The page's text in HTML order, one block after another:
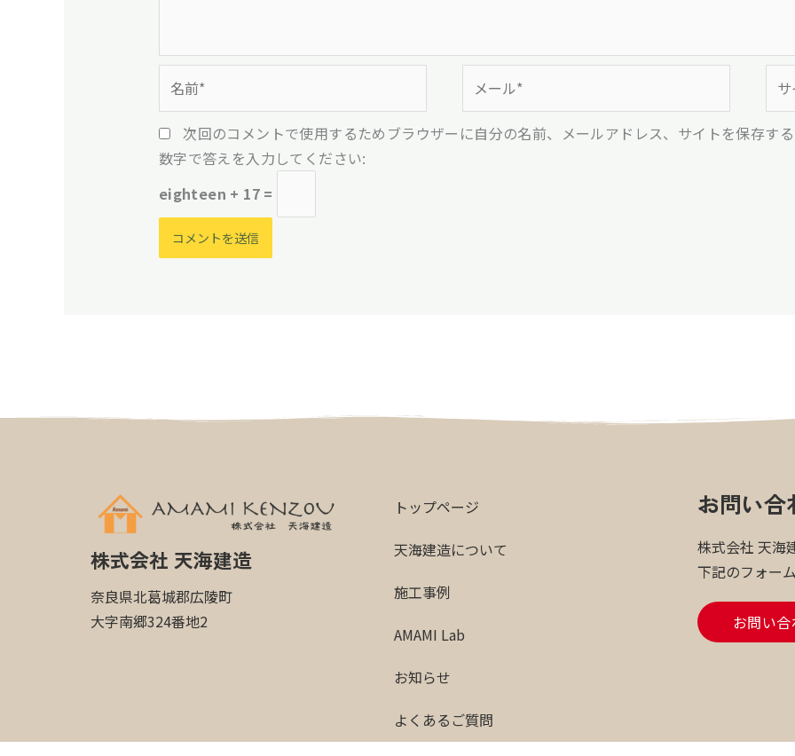
*
ー
ル
ト
次回のコメントで使用するためブラウザーに自分の名前、メールアドレス、サイトを保存す
数字で答えを入力してください:
eighteen + 17 =
株式会社 天海建造
奈良県北葛城郡広陵町
大字南郷324番地2
トップページ
天海建造について
施工事例
AMAMI Lab
お知らせ
よくあるご質問
お問い合
株式会社 天海
下記のフォー
お問い